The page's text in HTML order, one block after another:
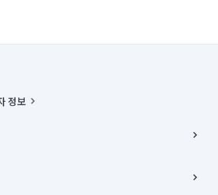
정보
종로구 율곡로 6(중학동, 트윈트리빌딩) B동 5층
종로구 수송동 율곡로 24, 7층, 8층 미소